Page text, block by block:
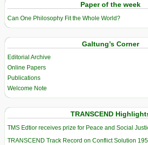
Paper of the week
Can One Philosophy Fit the Whole World?
Galtung’s Corner
Editorial Archive
Online Papers
Publications
Welcome Note
TRANSCEND
TMS Edtior receives prize for Peace and Social
TRANSCEND Track Record on Conflict Solution